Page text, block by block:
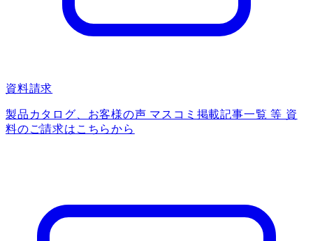
資料請求
製品カタログ、お客様の声 マスコミ掲載記事一覧 等 資
料のご請求はこちらから